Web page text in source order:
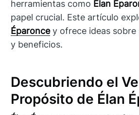
herramientas como Élan
papel crucial. Este artículo
Éparoncey ofrece ideas sobre
y beneficios.
Descubriendo el
Propósito de Élan